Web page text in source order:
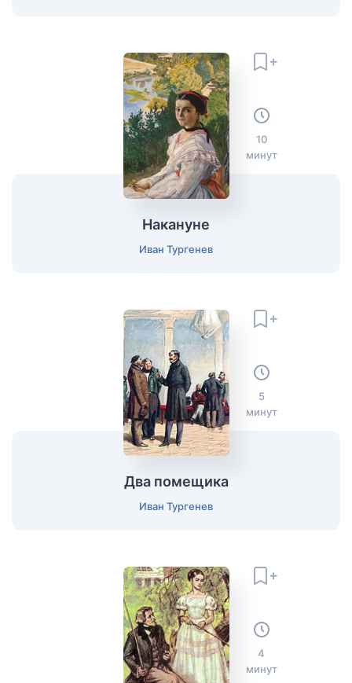
10
минут
Накануне
Иван Тургенев
5
минут
Два помещика
Иван Тургенев
4
минут